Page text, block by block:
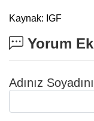
Kaynak: IGF
Yorum
Adınız